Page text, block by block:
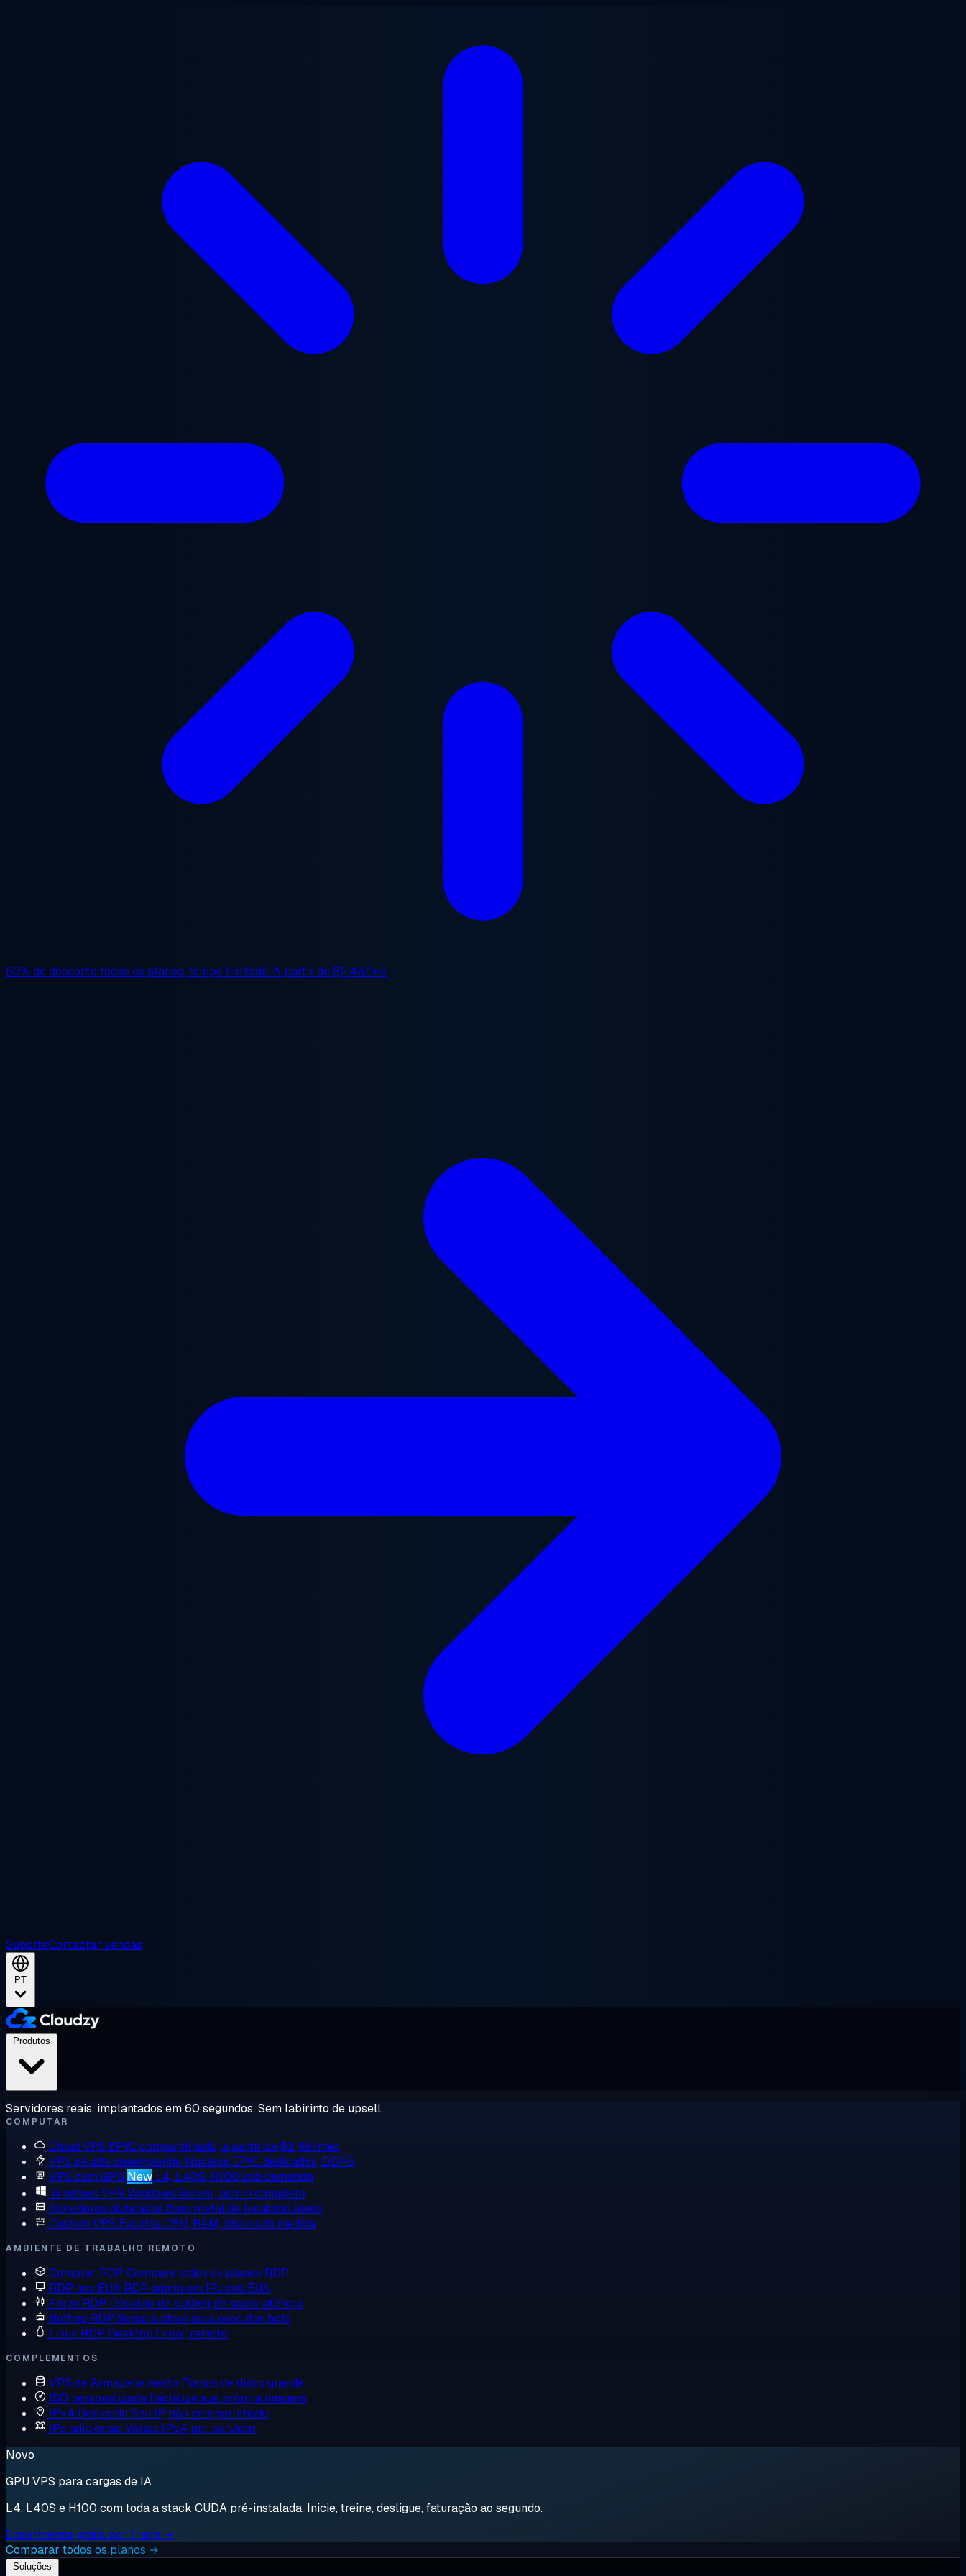
50% de desconto todos os planos, tempo limitado. A partir de$2.48/mo
SuporteContactar vendas
PT
Servidores reais, implantados em 60 segundos. Sem labirinto de upsell.
COMPUTAR
Cloud VPS EPYC compartilhado, a partir de $2,48/mês
VPS de alto desempenho Núcleos EPYC dedicados, DDR5
VPS com GPU New L4, L40S, H100 sob demanda
Windows VPS Windows Server, admin completo
Servidores dedicados Bare metal de locatário único
Custom VPS Escolha CPU, RAM, disco sob medida
AMBIENTE DE TRABALHO REMOTO
Comprar RDP Compare todos os planos RDP
RDP nos EUA RDP admin em IPs dos EUA
Forex RDP Desktop de trading de baixa latência
Botting RDP Sempre ativo para executar bots
Linux RDP Desktop Linux, remoto
COMPLEMENTOS
VPS de Armazenamento Planos de disco grande
ISO personalizada Inicialize sua própria imagem
IPv4 Dedicado Seu IP, não compartilhado
IPs adicionais Vários IPv4 por servidor
Novo
GPU VPS para cargas de IA
L4, L40S e H100 com toda a stack CUDA pré-instalada. Inicie, treine, desligue, faturação ao segundo.
Experimente grátis por 1 hora →
Comparar todos os planos →